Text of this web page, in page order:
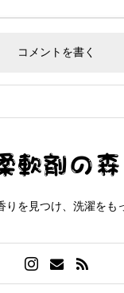
りを見つけ、洗濯をも